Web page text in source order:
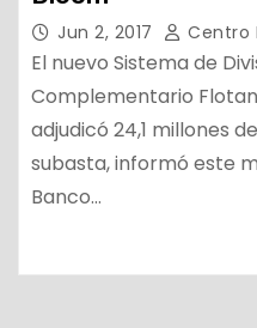
Jun 2, 2017 Centro
El nuevo Sistema de
Complementario
adjudicó 24,1 millones
subasta, informó este
Banco…